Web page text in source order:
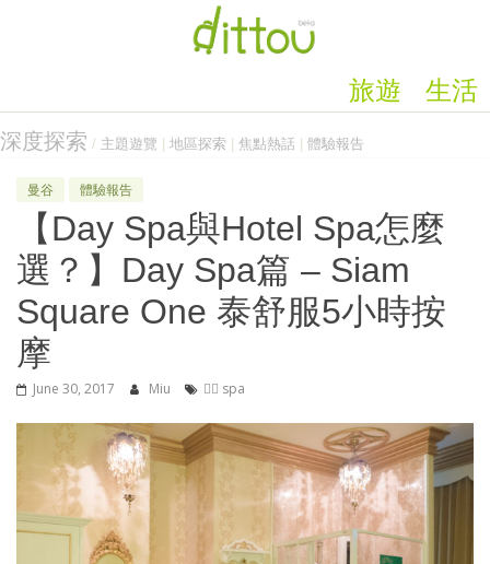
生活
旅遊
深度探索 / 主題遊覽 地區探索 焦點熱話 體驗報告
曼谷 體驗報告
【Day Spa與Hotel Spa怎麼
選？】Day Spa篇 – Siam
Square One 泰舒服5小時按
摩
June 30, 2017 Miu 🧖‍♀️ spa